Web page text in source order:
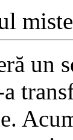
un